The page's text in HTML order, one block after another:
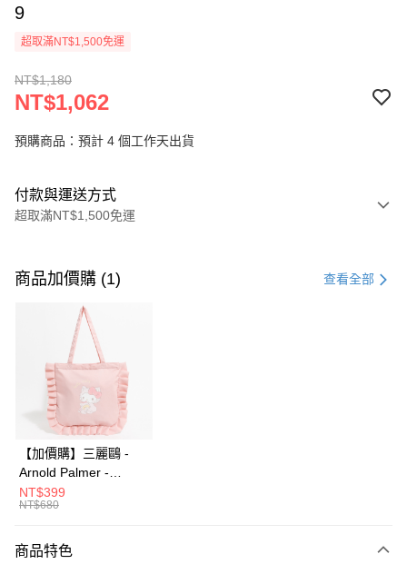
9
超取滿NT$1,500免運
NT$1,180
NT$1,062
預購商品：預計 4 個工作天出貨
付款與運送方式
超取滿NT$1,500免運
信用卡一次付款
超商取貨付款
Apple Pay
街口支付
悠遊付
AFTEE先享後付
相關說明
便利好安心！
商品加價購 (1) 查看全部
【加價購】三麗鷗 -
Arnold Palmer -
APxKitty 托特包-粉
色/951-0002-12-6
NT$399
NT$680
商品特色